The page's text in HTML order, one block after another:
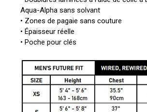
Aqua-Alpha sans solvant
• Zones de pagaie sans couture
• Épaisseur réelle
• Poche pour clés